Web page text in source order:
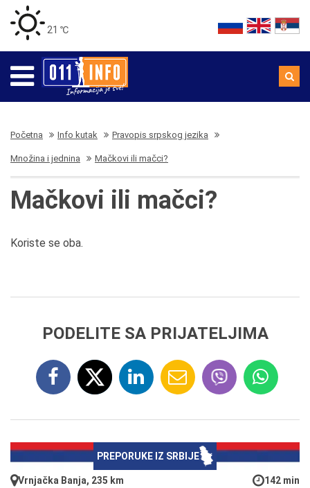
21 ℃
Početna Info kutak Pravopis srpskog jezika
Množina i jednina Mačkovi ili mačci?
Mačkovi ili mačci?
Koriste se oba.
PODELITE SA PRIJATELJIMA
PREPORUKE IZ SRBIJE
Vrnjačka Banja, 235 km 142 min